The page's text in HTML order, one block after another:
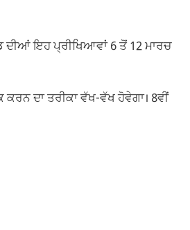
ਦੀਆਂ ਇਹ ਪ੍ਰੀਖਿਆਵਾਂ 6 ਤੋਂ 12 ਮਾਰਚ
ਦਾ ਤਰੀਕਾ ਵੱਖ-ਵੱਖ ਹੋਵੇਗਾ। 8ਵੀਂ